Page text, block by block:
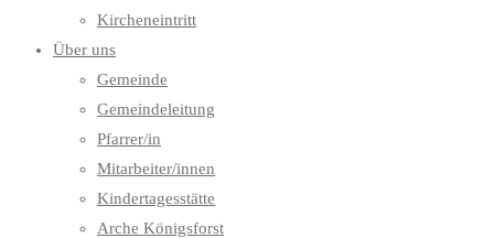
Kircheneintritt
Über uns
Gemeinde
Gemeindeleitung
Pfarrer/in
Mitarbeiter/innen
Kindertagesstätte
Arche Königsforst